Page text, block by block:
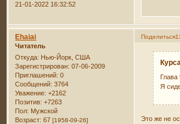
21-01-2022 16:32:52
Поделиться
Ehaiai
Читатель
Откуда: Нью-Йорк, США
Зарегистрирован: 07-06-2009
Приглашений: 0
Сообщений: 3764
Уважение: +2162
Позитив: +7263
Пол: Мужской
Возраст: 67[1958-09-26]
Глава
Я
Это же не